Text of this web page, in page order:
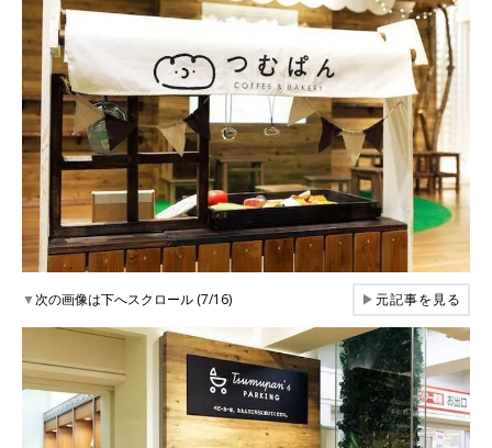
▼次の画像は下へスクロール (7/16) ▶元記事を見る